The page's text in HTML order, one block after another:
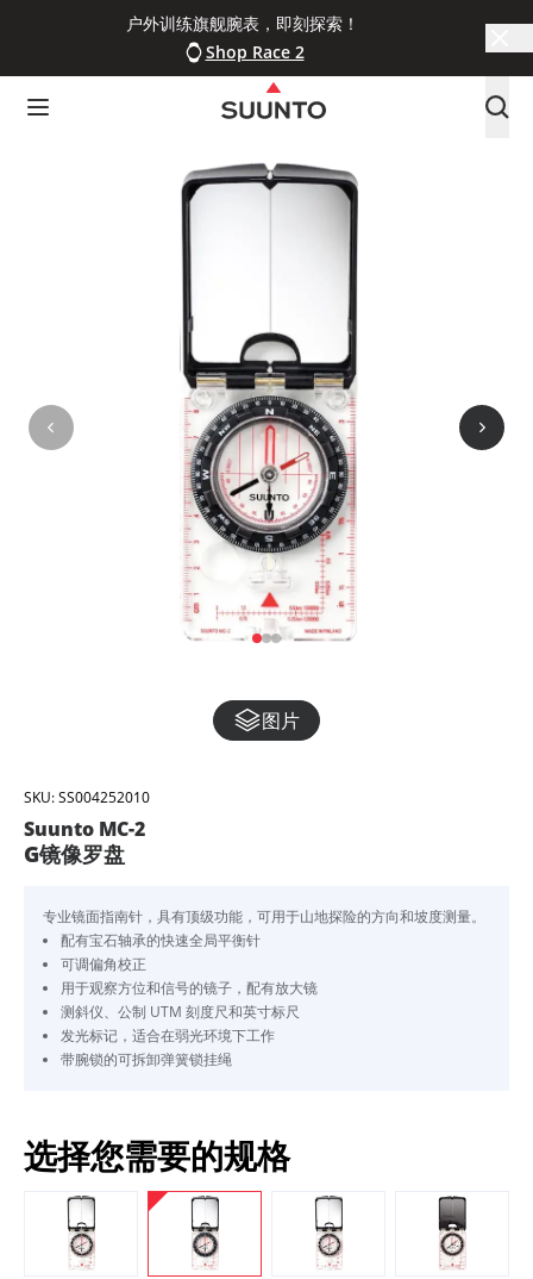
户外训练旗舰腕表，即刻探索！
Shop Race 2
图片
SKU:SS004252010
Suunto MC-2
G镜像罗盘
专业镜面指南针，具有顶级功能，可用于山地探险的方向和坡度测量。
配有宝石轴承的快速全局平衡针
可调偏角校正
用于观察方位和信号的镜子，配有放大镜
测斜仪、公制 UTM 刻度尺和英寸标尺
发光标记，适合在弱光环境下工作
带腕锁的可拆卸弹簧锁挂绳
选择您需要的规格